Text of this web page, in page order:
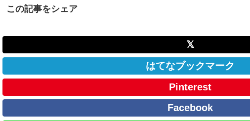
この記事をシェア
𝕏
はてなブックマーク
Pinterest
Facebook